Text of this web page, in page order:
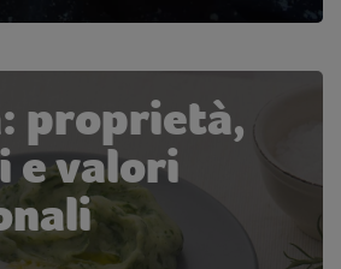
proprietà,
e valori